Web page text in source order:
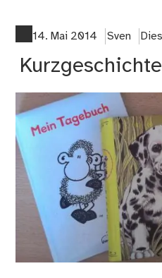
14. Mai 2014 Sven